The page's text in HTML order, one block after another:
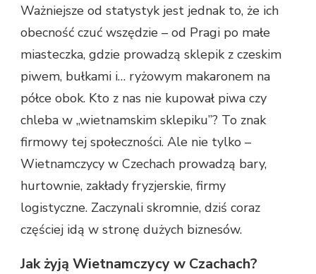
Ważniejsze od statystyk jest jednak to, że ich
obecność czuć wszędzie – od Pragi po małe
miasteczka, gdzie prowadzą sklepik z czeskim
piwem, bułkami i… ryżowym makaronem na
półce obok. Kto z nas nie kupował piwa czy
chleba w „wietnamskim sklepiku”? To znak
firmowy tej społeczności. Ale nie tylko –
Wietnamczycy w Czechach prowadzą bary,
hurtownie, zakłady fryzjerskie, firmy
logistyczne. Zaczynali skromnie, dziś coraz
częściej idą w stronę dużych biznesów.
Jak żyją Wietnamczycy w Czachach?